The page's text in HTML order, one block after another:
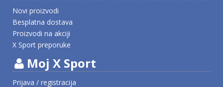
Novi proizvodi
Besplatna dostava
Proizvodi na akciji
X Sport preporuke
Moj X Sport
Prijava / registracija